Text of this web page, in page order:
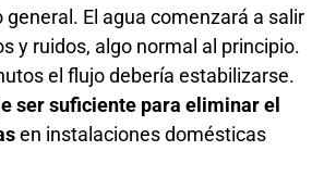
general. El agua comenzará a salir
y ruidos, algo normal al principio.
el flujo debería estabilizarse.
ser suficiente para eliminar el
en instalaciones domésticas